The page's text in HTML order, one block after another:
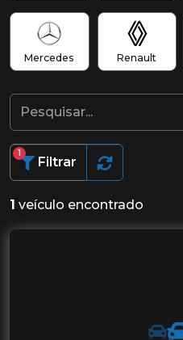
Mercedes Renault
Filtrar
1
1 veículo encontrado